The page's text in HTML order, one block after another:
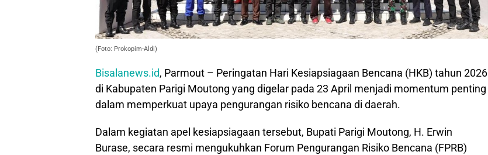
(Foto: Prokopim-Aldi)
Bisalanews.id, Parmout – Peringatan Hari Kesiapsiagaan Bencana (HKB) tahun 2026
di Kabupaten Parigi Moutong yang digelar pada 23 April menjadi momentum penting
dalam memperkuat upaya pengurangan risiko bencana di daerah.
Dalam kegiatan apel kesiapsiagaan tersebut, Bupati Parigi Moutong, H. Erwin
Burase, secara resmi mengukuhkan Forum Pengurangan Risiko Bencana (FPRB)